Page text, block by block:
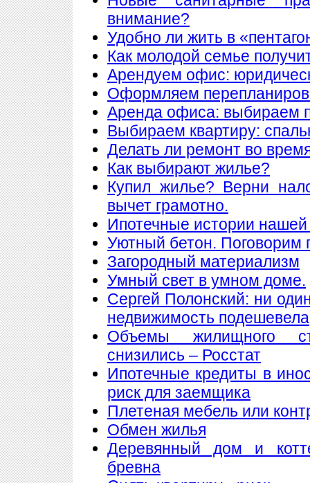
внимание?
Удобно ли жить в
Как молодой семье
Арендуем офис:
Оформляем
Аренда офиса: выбираем
Выбираем квартиру:
Делать ли ремонт во
Как выбирают жилье?
Купил жилье? Верни
вычет грамотно.
Ипотечные истории нашей
Уютный бетон. Поговорим
Загородный материализм
Умный свет в умном доме.
Сергей Полонский: ни
недвижимость подешевела
Объемы жилищного
снизились – Росстат
Ипотечные кредиты в
риск для заемщика
Плетеная мебель или
Обмен жилья
Деревянный дом и
бревна